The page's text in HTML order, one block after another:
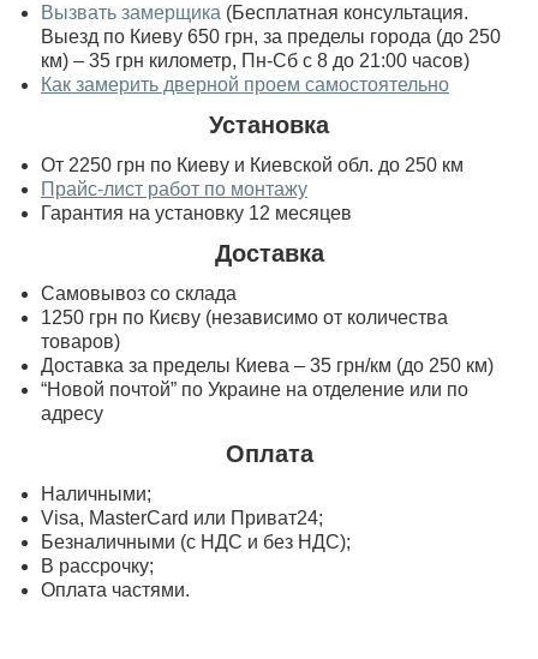
Вызвать замерщика (Бесплатная консультация.
Выезд по Киеву 650 грн, за пределы города (до 250
км) – 35 грн километр, Пн-Сб с 8 до 21:00 часов)
Как замерить дверной проем самостоятельно
Установка
От 2250 грн по Киеву и Киевской обл. до 250 км
Прайс-лист работ по монтажу
Гарантия на установку 12 месяцев
Доставка
Самовывоз со склада
1250 грн по Києву (независимо от количества
товаров)
Доставка за пределы Киева – 35 грн/км (до 250 км)
“Новой почтой” по Украине на отделение или по
адресу
Оплата
Наличными;
Visa, MasterСard или Приват24;
Безналичными (с НДС и без НДС);
В рассрочку;
Оплата частями.